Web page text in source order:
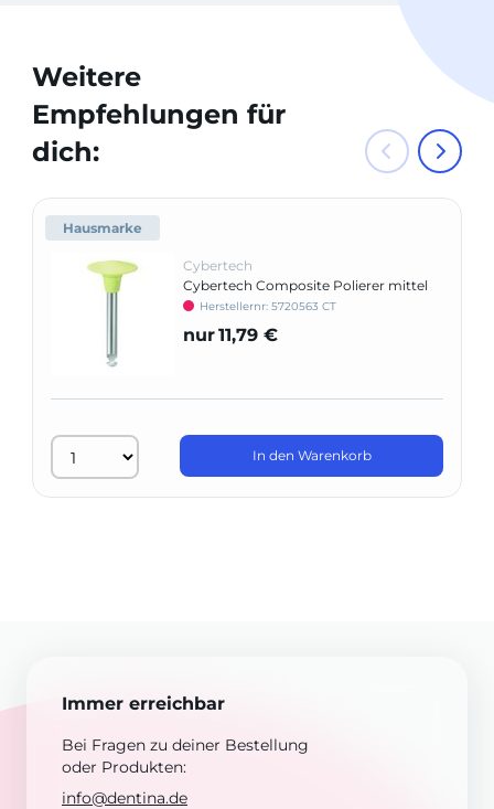
Weitere
Empfehlungen für
dich:
Hausmarke
Cybertech
Cybertech Composite Polierer mittel
Herstellernr: 5720563 CT
nur11,79 €
In den Warenkorb
Immer erreichbar
Bei Fragen zu deiner Bestellung
oder Produkten:
info@dentina.de